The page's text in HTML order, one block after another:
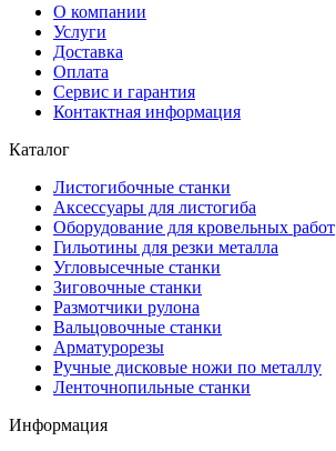
О компании
Услуги
Доставка
Оплата
Сервис и гарантия
Контактная информация
Каталог
Листогибочные станки
Аксессуары для листогиба
Оборудование для кровельных работ
Гильотины для резки металла
Угловысечные станки
Зиговочные станки
Размотчики рулона
Вальцовочные станки
Арматурорезы
Ручные дисковые ножи по металлу
Ленточнопильные станки
Информация